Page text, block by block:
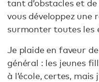
tant d’obstacles et
vous développez une
surmonter toutes les
Je plaide en faveur
général : les jeunes
à l’école, certes, mais